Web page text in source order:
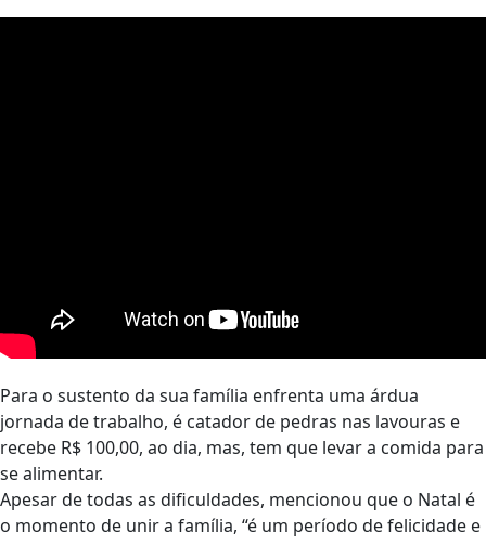
Para o sustento da sua família enfrenta uma árdua
jornada de trabalho, é catador de pedras nas lavouras e
recebe R$ 100,00, ao dia, mas, tem que levar a comida para
se alimentar.
Apesar de todas as dificuldades, mencionou que o Natal é
o momento de unir a família, “é um período de felicidade e